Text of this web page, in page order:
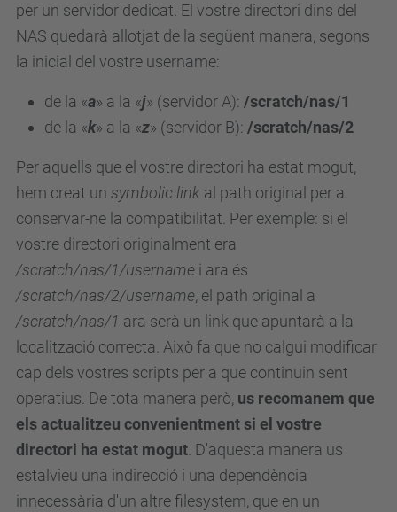
per un servidor dedicat. El vostre directori dins del
NAS quedarà allotjat de la següent manera, segons
la inicial del vostre username:
de la «a» a la «j» (servidor A): /scratch/nas/1
de la «k» a la «z» (servidor B): /scratch/nas/2
Per aquells que el vostre directori ha estat mogut,
hem creat un symbolic link al path original per a
conservar-ne la compatibilitat. Per exemple: si el
vostre directori originalment era
/scratch/nas/1/username i ara és
/scratch/nas/2/username, el path original a
/scratch/nas/1 ara serà un link que apuntarà a la
localització correcta. Això fa que no calgui modificar
cap dels vostres scripts per a que continuin sent
operatius. De tota manera però, us recomanem que
els actualitzeu convenientment si el vostre
directori ha estat mogut . D'aquesta manera us
estalvieu una indirecció i una dependència
innecessària d'un altre filesystem, que en un